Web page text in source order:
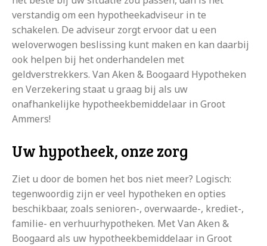
verstandig om een hypotheekadviseur in te
schakelen. De adviseur zorgt ervoor dat u een
weloverwogen beslissing kunt maken en kan daarbij
ook helpen bij het onderhandelen met
geldverstrekkers. Van Aken & Boogaard Hypotheken
en Verzekering staat u graag bij als uw
onafhankelijke hypotheekbemiddelaar in Groot
Ammers!
Uw hypotheek, onze zorg
Ziet u door de bomen het bos niet meer? Logisch:
tegenwoordig zijn er veel hypotheken en opties
beschikbaar, zoals senioren-, overwaarde-, krediet-,
familie- en verhuurhypotheken. Met Van Aken &
Boogaard als uw hypotheekbemiddelaar in Groot